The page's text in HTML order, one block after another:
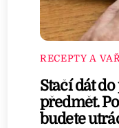
RECEPTY A
Stačí dát
předmět.
budete